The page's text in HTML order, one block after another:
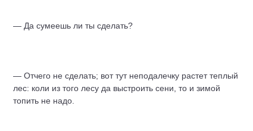
— Да сумеешь ли ты сделать?
— Отчего не сделать; вот тут неподалечку растет теплый
лес: коли из того лесу да выстроить сени, то и зимой
топить не надо.